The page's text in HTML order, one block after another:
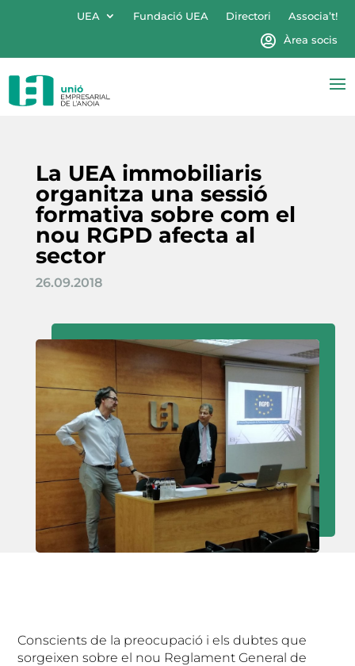
UEA Fundació UEA Directori
Associa’t!
Àrea socis
La UEA immobiliaris
organitza una sessió
formativa sobre com el
nou RGPD afecta al
sector
26.09.2018
Conscients de la preocupació i els dubtes que
sorgeixen sobre el nou Reglament General de